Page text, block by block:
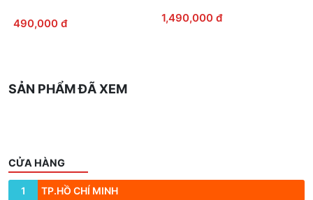
490,000 đ 1,490,000 đ
SẢN PHẨM ĐÃ XEM
CỬA HÀNG
1 TP.HỒ CHÍ MINH